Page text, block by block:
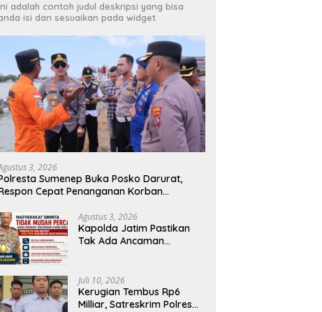
adalah contoh judul deskripsi yang bisa
isi dan sesuaikan pada widget
3, 2026
Sumenep Buka Posko Darurat,
Cepat Penanganan Korban
Agustus 3, 2026
Kapolda Jatim Pastikan
Tak Ada Ancaman
Percaya Hoaks
Juli 10, 2026
Kerugian Tembus Rp6
Milliar, Satreskrim Polres